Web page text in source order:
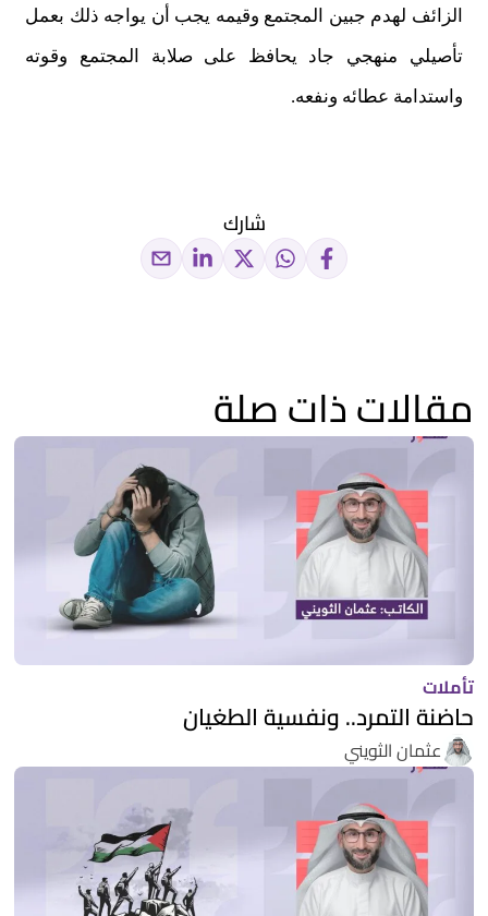
الزائف لهدم جبين المجتمع وقيمه يجب أن يواجه ذلك بعمل
تأصيلي منهجي جاد يحافظ على صلابة المجتمع وقوته
واستدامة عطائه ونفعه.
شارك
مقالات ذات صلة
تأملات
حاضنة التمرد.. ونفسية الطغيان
عثمان الثويني